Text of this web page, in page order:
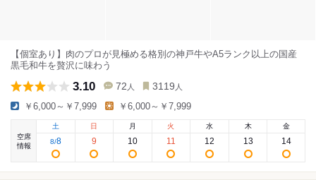
【個室あり】肉のプロが見極める格別の神戸牛やA5ランク以上の国産
黒毛和牛を贅沢に味わう
3.10 72 人 3119 人
￥6,000～￥7,999 ￥6,000～￥7,999
空席
情報
土
8/8
日
9
月
10
火
11
水
12
木
13
金
14